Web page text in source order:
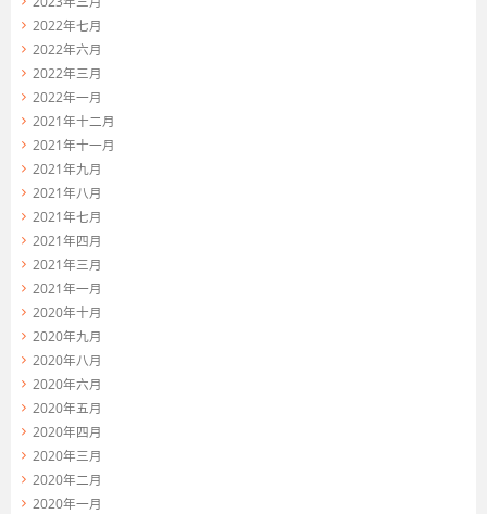
2022年七月
2022年六月
2022年三月
2022年一月
2021年十二月
2021年十一月
2021年九月
2021年八月
2021年七月
2021年四月
2021年三月
2021年一月
2020年十月
2020年九月
2020年八月
2020年六月
2020年五月
2020年四月
2020年三月
2020年二月
2020年一月